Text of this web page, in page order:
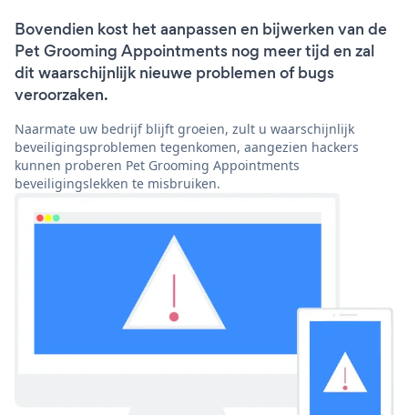
Bovendien kost het aanpassen en bijwerken van de
Pet Grooming Appointments nog meer tijd en zal
dit waarschijnlijk nieuwe problemen of bugs
veroorzaken.
Naarmate uw bedrijf blijft groeien, zult u waarschijnlijk
beveiligingsproblemen tegenkomen, aangezien hackers
kunnen proberen Pet Grooming Appointments
beveiligingslekken te misbruiken.